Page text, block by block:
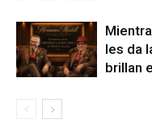
les da
brillan